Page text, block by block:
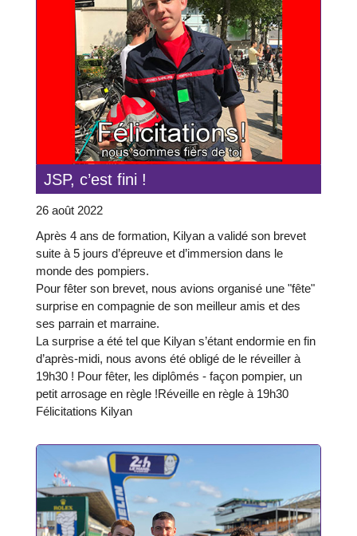
JSP, c’est fini !
26 août 2022
Après 4 ans de formation, Kilyan a validé son brevet
suite à 5 jours d’épreuve et d’immersion dans le
monde des pompiers.
Pour fêter son brevet, nous avions organisé une "fête"
surprise en compagnie de son meilleur amis et des
ses parrain et marraine.
La surprise a été tel que Kilyan s’étant endormie en fin
d’après-midi, nous avons été obligé de le réveiller à
19h30 ! Pour fêter, les diplômés - façon pompier, un
petit arrosage en règle !Réveille en règle à 19h30
Félicitations Kilyan